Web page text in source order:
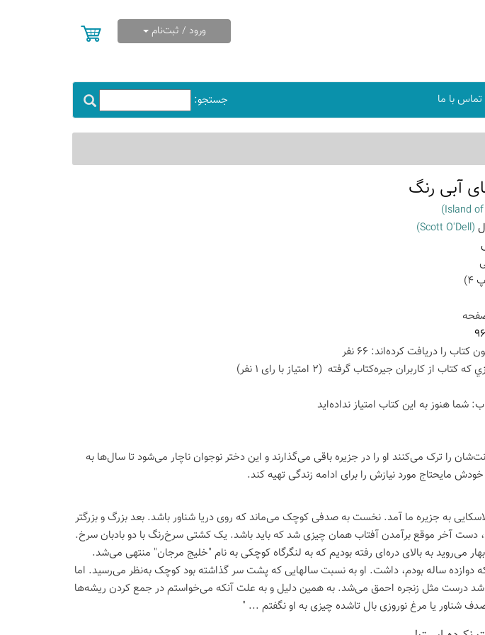
ورود / ثبت‌نام
جستجو: تماس با ما
آبی رنگ
(Scott O'Dell)
4
)
را دریافت كرده‌اند: 66 نفر
(2 امتیاز با رای 1 نفر)
شما هنوز به این كتاب امتیاز نداده‌اید
را ترک می‌کنند او را در جزیره باقی می‌گذارند و این دختر نوجوان ناچار می‌شود تا سال‌ها به
مایحتاج مورد نیازش را برای ادامه زندگی تهیه کند.
به جزیره ما آمد. نخست به صدفی کوچک می‌ماند که روی دریا شناور باشد. بعد بزرگ و بزرگتر
دست آخر موقع برآمدن آفتاب همان چیزی شد که باید باشد. یک کشتی سرخ‌رنگ با دو بادبان سرخ.
می‌روید به بالای دره‌ای رفته بودیم که به لنگرگاه کوچکی به نام "خلیج مرجان" منتهی می‌شد.
دوازده ساله بودم، داشت. او به نسبت سالهایی که پشت سر گذاشته بود کوچک به‌نظر می‌رسید. اما
درست مثل زنجره احمق می‌شد. به همین دلیل و به علت آنکه می‌خواستم در جمع کردن ریشه‌ها
شناور یا مرغ نوروزی بال تاشده چیزی به او نگفتم ... "